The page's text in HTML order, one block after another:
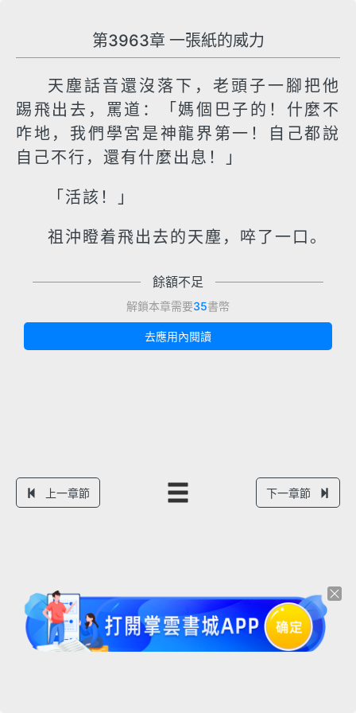
第3963章 一張紙的威力
天塵話音還沒落下，老頭子一腳把他
踢飛出去，罵道：「媽個巴子的！什麼不
咋地，我們學宮是神龍界第一！自己都說
自己不行，還有什麼出息！」
「活該！」
祖沖瞪着飛出去的天塵，啐了一口。
餘額不足
解鎖本章需要35書幣
去應用內閱讀
上一章節 下一章節